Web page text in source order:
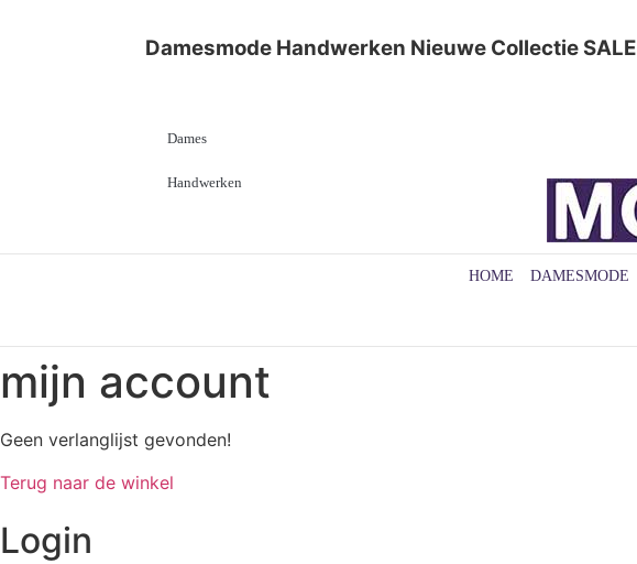
Damesmode Handwerken Nieuwe Collectie SALE
Dames
Handwerken
HOME DAMESMODE
mijn account
Geen verlanglijst gevonden!
Terug naar de winkel
Login